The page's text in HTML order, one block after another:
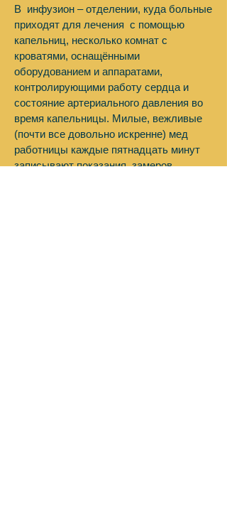
В инфузион – отделении, куда больные
приходят для лечения с помощью
капельниц, несколько комнат с
кроватями, оснащёнными
оборудованием и аппаратами,
контролирующими работу сердца и
состояние артериального давления во
время капельницы. Милые, вежливые
(почти все довольно искренне) мед
работницы каждые пятнадцать минут
записывают показания замеров